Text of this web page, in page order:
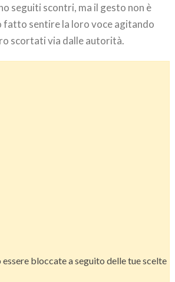
seguiti scontri, ma il gesto non è
sentire la loro voce agitando
scortati via dalle autorità.
bloccate a seguito delle tue scelte